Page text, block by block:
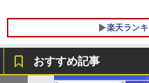
￥
楽天ラン
おすすめ記事